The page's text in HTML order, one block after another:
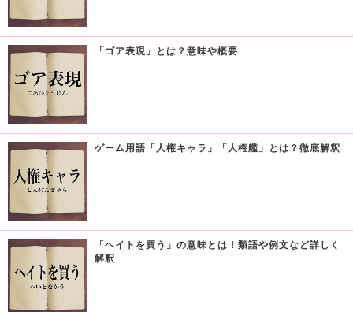
「ゴア表現」とは？意味や概要
ゲーム用語「人権キャラ」「人権艦」とは？徹底解釈
「ヘイトを買う」の意味とは！類語や例文など詳しく
解釈